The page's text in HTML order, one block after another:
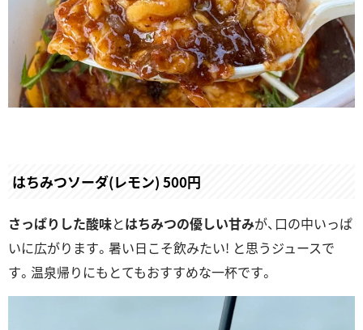
はちみつソーダ(レモン) 500円
さっぱりした酸味とはちみつの優しい甘みが、口の中いっぱ
いに広がります。暑い日こそ飲みたい! と思うジュースで
す。温泉帰りにもとてもおすすめな一杯です。